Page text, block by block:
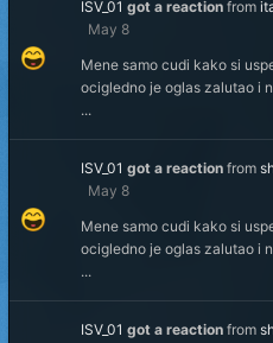
ISV_01 got a reaction from
May 8
Mene samo cudi kako si
ocigledno je oglas zalutao i
...
ISV_01 got a reaction from
May 8
Mene samo cudi kako si
ocigledno je oglas zalutao i
...
ISV_01 got a reaction from